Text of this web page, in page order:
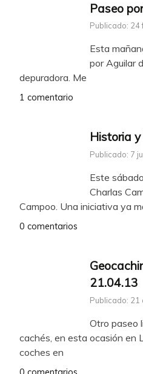
Paseo
Publicado:
Esta
por Aguilar
depuradora. Me
1 comentario
Historia
Publicado: 7
Este
Charlas
Campoo. Una iniciativa ya
0 comentarios
21.04.13
Publicado: 21
Otro paseo
cachés, en esta ocasión en
coches en